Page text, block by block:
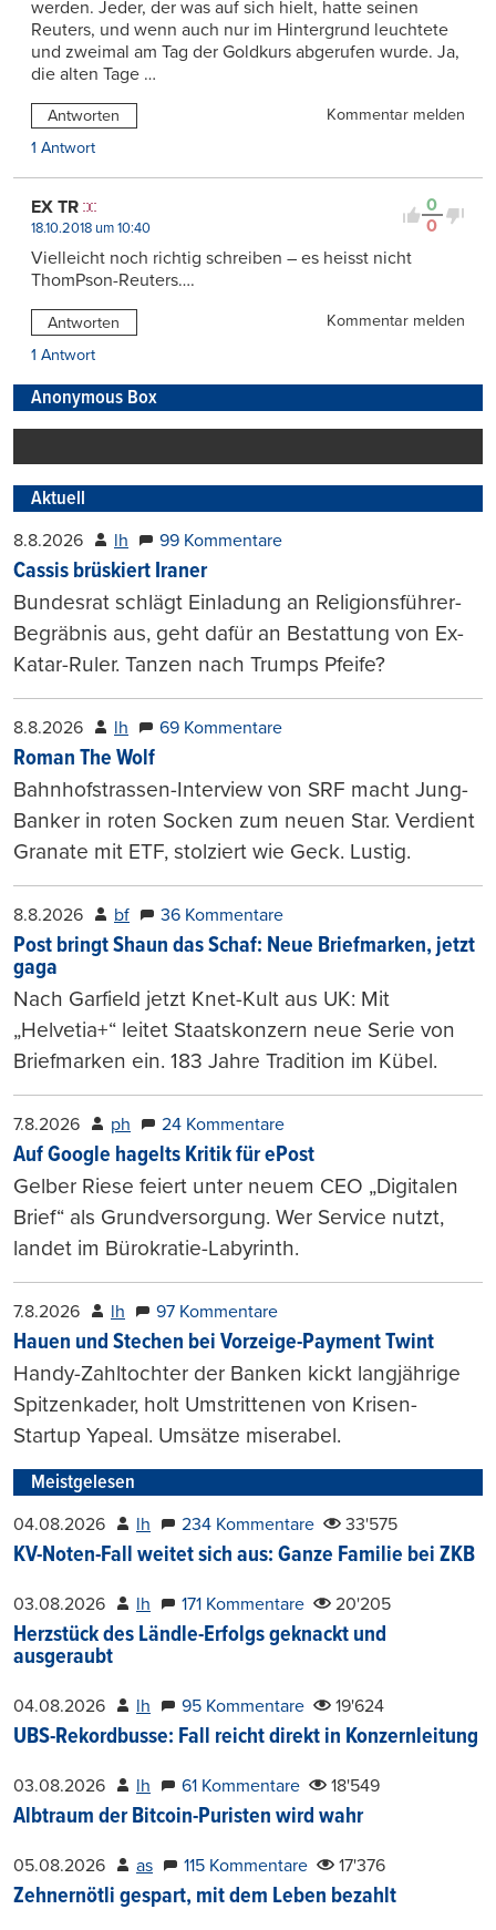
werden. Jeder, der was auf sich hielt, hatte seinen
Reuters, und wenn auch nur im Hintergrund leuchtete
und zweimal am Tag der Goldkurs abgerufen wurde. Ja,
die alten Tage …
Antworten
Kommentar melden
1 Antwort
0
0
EX TR
18.10.2018 um 10:40
Vielleicht noch richtig schreiben – es heisst nicht
ThomPson-Reuters….
Antworten
Kommentar melden
1 Antwort
Anonymous Box
Aktuell
8.8.2026 lh 99 Kommentare
Cassis brüskiert Iraner
Bundesrat schlägt Einladung an Religionsführer-
Begräbnis aus, geht dafür an Bestattung von Ex-
Katar-Ruler. Tanzen nach Trumps Pfeife?
8.8.2026 lh 69 Kommentare
Roman The Wolf
Bahnhofstrassen-Interview von SRF macht Jung-
Banker in roten Socken zum neuen Star. Verdient
Granate mit ETF, stolziert wie Geck. Lustig.
8.8.2026 bf 36 Kommentare
Post bringt Shaun das Schaf: Neue Briefmarken, jetzt
gaga
Nach Garfield jetzt Knet-Kult aus UK: Mit
„Helvetia+“ leitet Staatskonzern neue Serie von
Briefmarken ein. 183 Jahre Tradition im Kübel.
7.8.2026 ph 24 Kommentare
Auf Google hagelts Kritik für ePost
Gelber Riese feiert unter neuem CEO „Digitalen
Brief“ als Grundversorgung. Wer Service nutzt,
landet im Bürokratie-Labyrinth.
7.8.2026 lh 97 Kommentare
Hauen und Stechen bei Vorzeige-Payment Twint
Handy-Zahltochter der Banken kickt langjährige
Spitzenkader, holt Umstrittenen von Krisen-
Startup Yapeal. Umsätze miserabel.
Meistgelesen
04.08.2026 lh 234 Kommentare 33'575
KV-Noten-Fall weitet sich aus: Ganze Familie bei ZKB
03.08.2026 lh 171 Kommentare 20'205
Herzstück des Ländle-Erfolgs geknackt und
ausgeraubt
04.08.2026 lh 95 Kommentare 19'624
UBS-Rekordbusse: Fall reicht direkt in Konzernleitung
03.08.2026 lh 61 Kommentare 18'549
Albtraum der Bitcoin-Puristen wird wahr
05.08.2026 as 115 Kommentare 17'376
Zehnernötli gespart, mit dem Leben bezahlt